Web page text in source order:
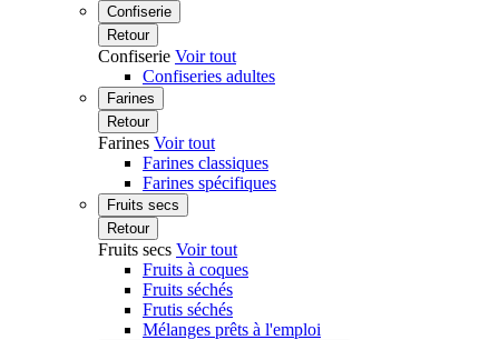
Confiserie
Retour
Confiserie Voir tout
Confiseries adultes
Farines
Retour
Farines Voir tout
Farines classiques
Farines spécifiques
Fruits secs
Retour
Fruits secs Voir tout
Fruits à coques
Fruits séchés
Frutis séchés
Mélanges prêts à l'emploi